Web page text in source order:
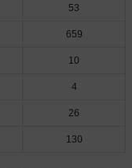
53
659
10
4
26
130